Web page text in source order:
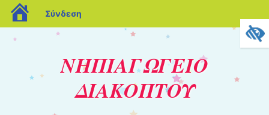
blogs.sch.gr
Σύνδεση
ΝΗΠΙΑΓΩΓΕΙΟ
ΔΙΑΚΟΠΤΟΥ